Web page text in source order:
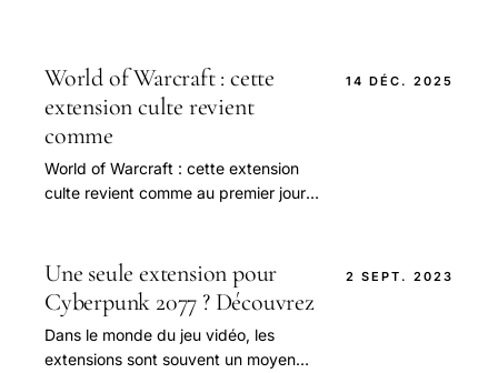
World of Warcraft : cette
extension culte revient
comme
World of Warcraft : cette extension
culte revient comme au premier jour
14 DÉC. 2025
Une seule extension pour
Cyberpunk 2077 ? Découvrez
Dans le monde du jeu vidéo, les
extensions sont souvent un moyen
2 SEPT. 2023